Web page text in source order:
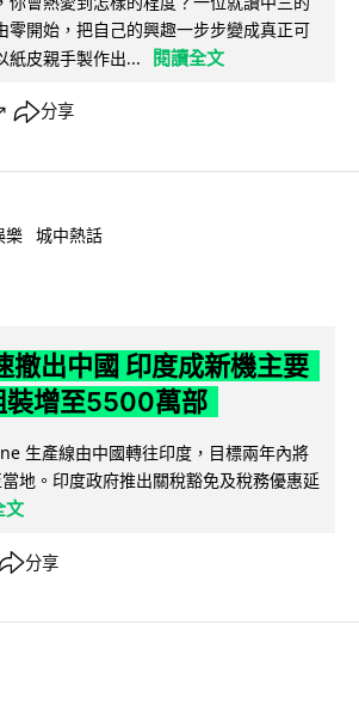
零開始，把自己的興趣一步步變成真正可
紙皮親手製作出...
閱讀全文
↗ 分享
樂 城中熱話
撤出中國 印度成新機主要
裝增至5500萬部
生產線由中國轉往印度，目標兩年內將
地。印度政府推出關稅豁免及稅務優惠延
文
分享